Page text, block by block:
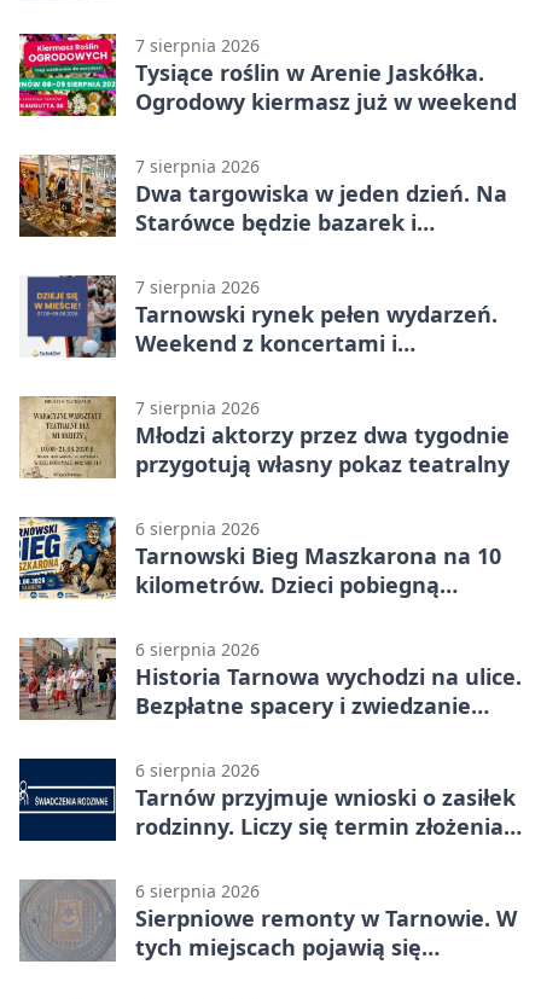
7 sierpnia 2026
Tysiące roślin w Arenie Jaskółka.
Ogrodowy kiermasz już w weekend
7 sierpnia 2026
Dwa targowiska w jeden dzień. Na
Starówce będzie bazarek i
7 sierpnia 2026
Tarnowski rynek pełen wydarzeń.
Weekend z koncertami i
7 sierpnia 2026
Młodzi aktorzy przez dwa tygodnie
przygotują własny pokaz teatralny
6 sierpnia 2026
Tarnowski Bieg Maszkarona na 10
kilometrów. Dzieci pobiegną
6 sierpnia 2026
Historia Tarnowa wychodzi na ulice.
Bezpłatne spacery i zwiedzanie
6 sierpnia 2026
Tarnów przyjmuje wnioski o zasiłek
rodzinny. Liczy się termin złożenia
6 sierpnia 2026
Sierpniowe remonty w Tarnowie. W
tych miejscach pojawią się